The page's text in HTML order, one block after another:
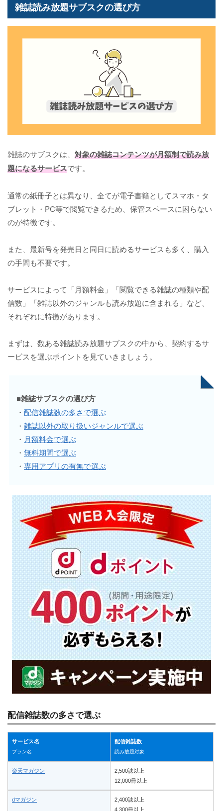
雑誌読み放題サブスクの選び方
雑誌のサブスクは、 対象の雑誌コンテンツが月額制で読み放
題になるサービスです。
通常の紙冊子とは異なり、全てが電子書籍としてスマホ・タ
ブレット・PC等で閲覧できるため、保管スペースに困らない
のが特徴です。
また、最新号を発売日と同日に読めるサービスも多く、購入
の手間も不要です。
サービスによって「月額料金」「閲覧できる雑誌の種類や配
信数」「雑誌以外のジャンルも読み放題に含まれる」など、
それぞれに特徴があります。
まずは、数ある雑誌読み放題サブスクの中から、契約するサ
ービスを選ぶポイントを見ていきましょう。
■雑誌サブスクの選び方
・ 配信雑誌数の多さで選ぶ
・ 雑誌以外の取り扱いジャンルで選ぶ
・ 月額料金で選ぶ
・ 無料期間で選ぶ
・ 専用アプリの有無で選ぶ
配信雑誌数の多さで選ぶ
サービス名
プラン名
配信雑誌数
読み放題対象
楽天マガジン
2,500誌以上
12,000冊以上
dマガジン
2,400誌以上
4,300冊以上